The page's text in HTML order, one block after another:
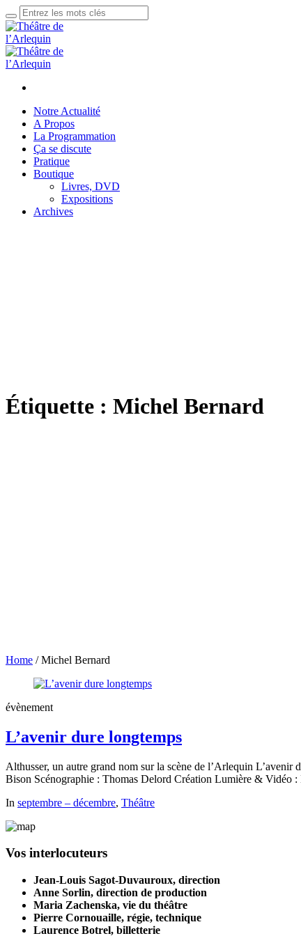
Notre Actualité
A Propos
La Programmation
Ça se discute
Pratique
Boutique
Livres, DVD
Expositions
Archives
Étiquette : Michel Bernard
Home /Michel Bernard
évènement
L’avenir dure longtemps
Althusser, un autre grand nom sur la scène de l’Arlequin
Bison Scénographie : Thomas Delord Création Lumière &
In septembre – décembre, Théâtre
Vos interlocuteurs
Jean-Louis Sagot-Duvauroux, direction
Anne Sorlin, direction de production
Maria Zachenska, vie du théâtre
Pierre Cornouaille, régie, technique
Laurence Botrel, billetterie